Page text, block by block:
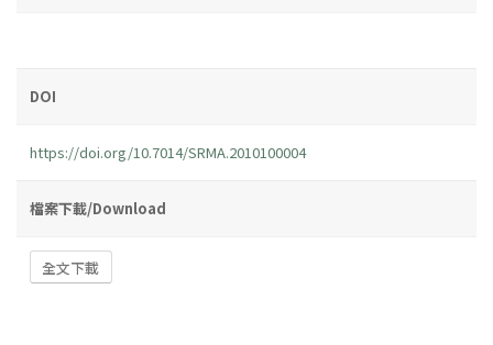
DOI
https://doi.org/10.7014/SRMA.2010100004
檔案下載/Download
全文下載